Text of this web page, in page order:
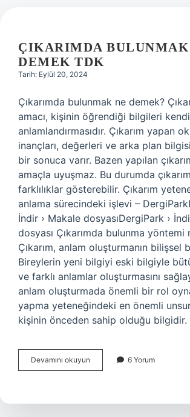
ÇIKARIMDA BULUNMAK
DEMEK TDK
Tarih: Eylül 20, 2024
Çıkarımda bulunmak ne demek?
amacı, kişinin öğrendiği bilgileri
anlamlandırmasıdır. Çıkarım yapan
inançları, değerleri ve arka plan
bir sonuca varır. Bazen yapılan
amaçla uyuşmaz. Bu durumda
farklılıklar gösterebilir. Çıkarım
anlama sürecindeki işlevi –
İndir › Makale dosyasıDergiPark ›
dosyası Çıkarımda bulunma yöntemi
Çıkarım, anlam oluşturmanın bilişsel
Bireylerin yeni bilgiyi eski bilgiyle
ve farklı anlamlar oluşturmasını
anlam oluşturmada önemli bir rol
yapma yeteneğindeki en önemli
kişinin önceden sahip olduğu bilgidir.
Devamını okuyun Çıkarımda
Bulunmak
Tdk
6 Yorum